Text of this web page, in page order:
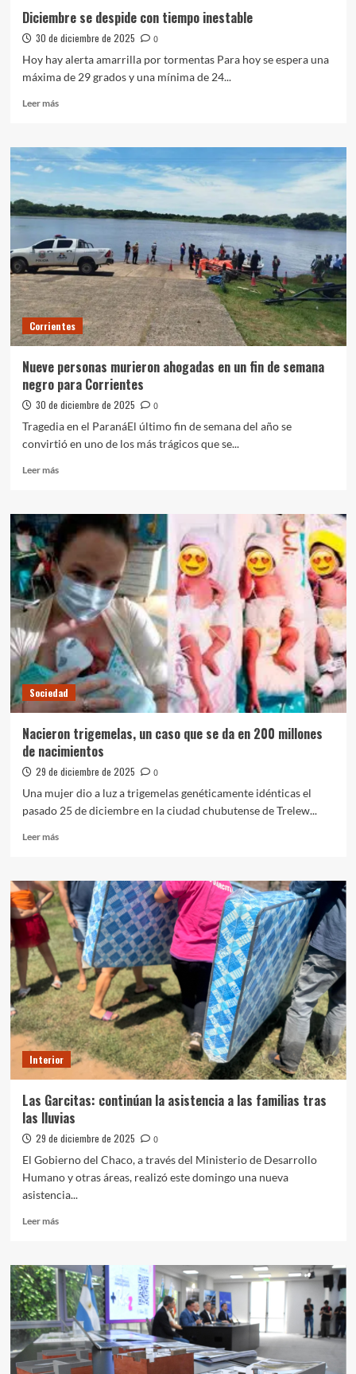
Diciembre se despide con tiempo inestable
30 de diciembre de 2025
0
Hoy hay alerta amarrilla por tormentas Para hoy se espera una
máxima de 29 grados y una mínima de 24...
Leer másLeer
Diciembre
despide
con
tiempo
inestable
Corrientes
Nueve personas murieron ahogadas en un fin de semana
negro para Corrientes
30 de diciembre de 2025
0
Tragedia en el ParanáEl último fin de semana del año se
convirtió en uno de los más trágicos que se...
Leer másLeer
Nueve
personas
murieron
ahogadas
en
fin
de
semana
negro
para
Corrientes
Sociedad
Nacieron trigemelas, un caso que se da en 200 millones
de nacimientos
29 de diciembre de 2025
0
Una mujer dio a luz a trigemelas genéticamente idénticas el
pasado 25 de diciembre en la ciudad chubutense de Trelew...
Leer másLeer
Nacieron
trigemelas,
un
caso
que
da
en
200
millones
de
nacimientos
Interior
Las Garcitas: continúan la asistencia a las familias tras
las lluvias
29 de diciembre de 2025
0
El Gobierno del Chaco, a través del Ministerio de Desarrollo
Humano y otras áreas, realizó este domingo una nueva
asistencia...
Leer másLeer
Las
Garcitas:
continúan
asistencia
a
las
familias